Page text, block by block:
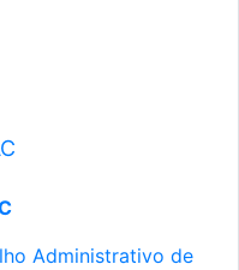
Administrativo de